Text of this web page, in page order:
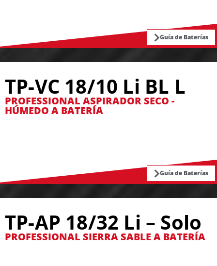
Guía de Baterías
TP-VC 18/10 Li BL L
PROFESSIONAL ASPIRADOR SECO -
HÚMEDO A BATERÍA
Guía de Baterías
TP-AP 18/32 Li – Solo
PROFESSIONAL SIERRA SABLE A BATERÍA